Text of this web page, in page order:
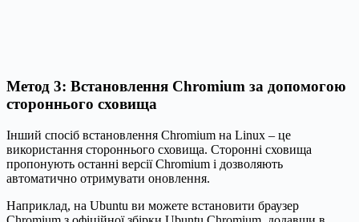
Метод 3: Встановлення Chromium за допомогою
стороннього сховища
Інший спосіб встановлення Chromium на Linux – це
використання стороннього сховища. Сторонні сховища
пропонують останні версії Chromium і дозволяють
автоматично отримувати оновлення.
Наприклад, на Ubuntu ви можете встановити браузер